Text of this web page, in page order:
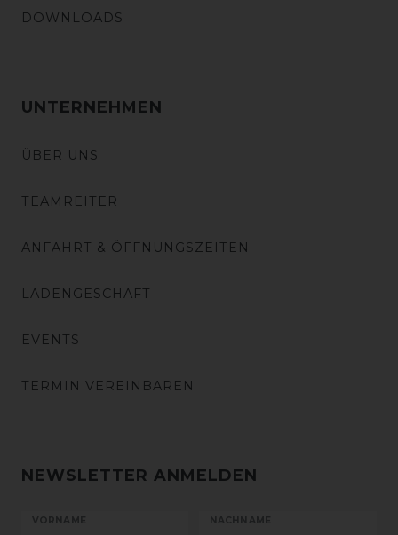
DOWNLOADS
UNTERNEHMEN
ÜBER UNS
TEAMREITER
ANFAHRT & ÖFFNUNGSZEITEN
LADENGESCHÄFT
EVENTS
TERMIN VEREINBAREN
NEWSLETTER ANMELDEN
VORNAME NACHNAME